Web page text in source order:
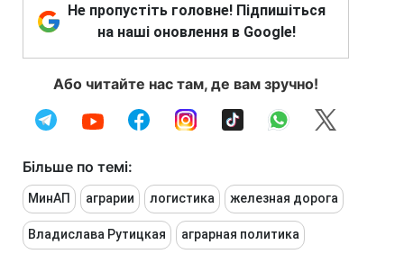
Не пропустіть головне! Підпишіться
на наші оновлення в Google!
Або читайте нас там, де вам зручно!
Більше по темі:
МинАП аграрии логистика железная дорога
Владислава Рутицкая аграрная политика